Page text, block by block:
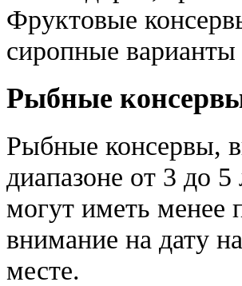
Фруктовые
сиропные
Рыбные
Рыбные консервы,
диапазоне от 3 до
могут иметь менее
внимание на дату
месте.